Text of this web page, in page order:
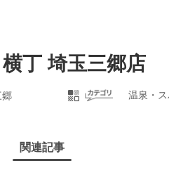
丁 埼玉三郷店
温泉・
関連記事